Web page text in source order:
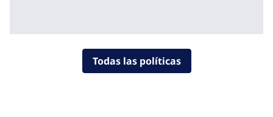
Todas las políticas